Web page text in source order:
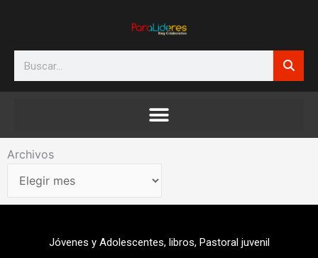
Search
Archivos
Archivos
Jóvenes y Adolescentes, libros, Pastoral juvenil